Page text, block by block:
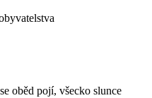
oběd pojí, všecko slunce